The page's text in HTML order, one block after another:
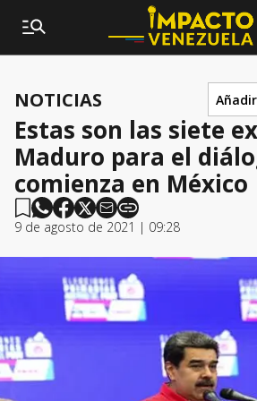
NOTICIAS
Estas son las siete
Maduro para el
comienza en México
9 de agosto de 2021 | 09:28